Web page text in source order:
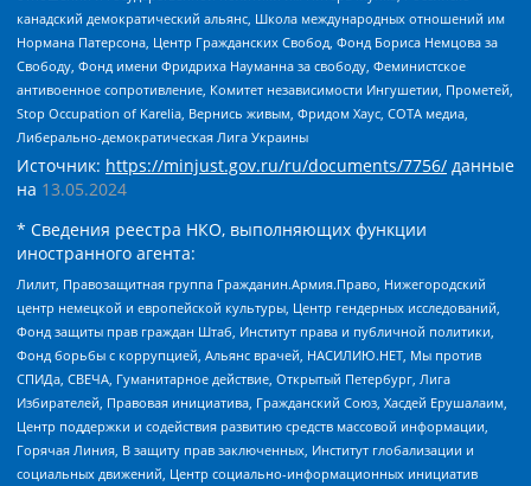
канадский демократический альянс, Школа международных отношений им
Нормана Патерсона, Центр Гражданских Свобод, Фонд Бориса Немцова за
Свободу, Фонд имени Фридриха Науманна за свободу, Феминистское
антивоенное сопротивление, Комитет независимости Ингушетии, Прометей,
Stop Occupation of Karelia, Вернись живым, Фридом Хаус, СОТА медиа,
Либерально-демократическая Лига Украины
Источник: https://minjust.gov.ru/ru/documents/7756/ данные
на 13.05.2024
* Сведения реестра НКО, выполняющих функции
иностранного агента:
Лилит, Правозащитная группа Гражданин.Армия.Право, Нижегородский
центр немецкой и европейской культуры, Центр гендерных исследований,
Фонд защиты прав граждан Штаб, Институт права и публичной политики,
Фонд борьбы с коррупцией, Альянс врачей, НАСИЛИЮ.НЕТ, Мы против
СПИДа, СВЕЧА, Гуманитарное действие, Открытый Петербург, Лига
Избирателей, Правовая инициатива, Гражданский Союз, Хасдей Ерушалаим,
Центр поддержки и содействия развитию средств массовой информации,
Горячая Линия, В защиту прав заключенных, Институт глобализации и
социальных движений, Центр социально-информационных инициатив